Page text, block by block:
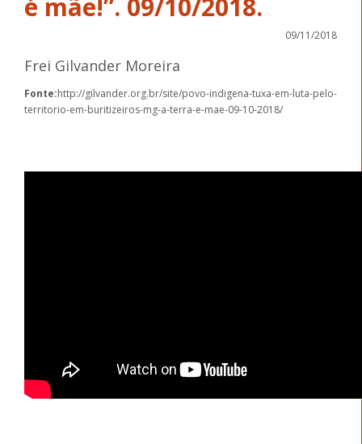
é mãe!”. 09/10/2018.
09/11/2018
Frei Gilvander Moreira
Fonte:http://gilvander.org.br/site/povo-indigena-tuxa-em-luta-pelo-
territorio-em-buritizeiros-mg-a-terra-e-mae-09-10-2018/